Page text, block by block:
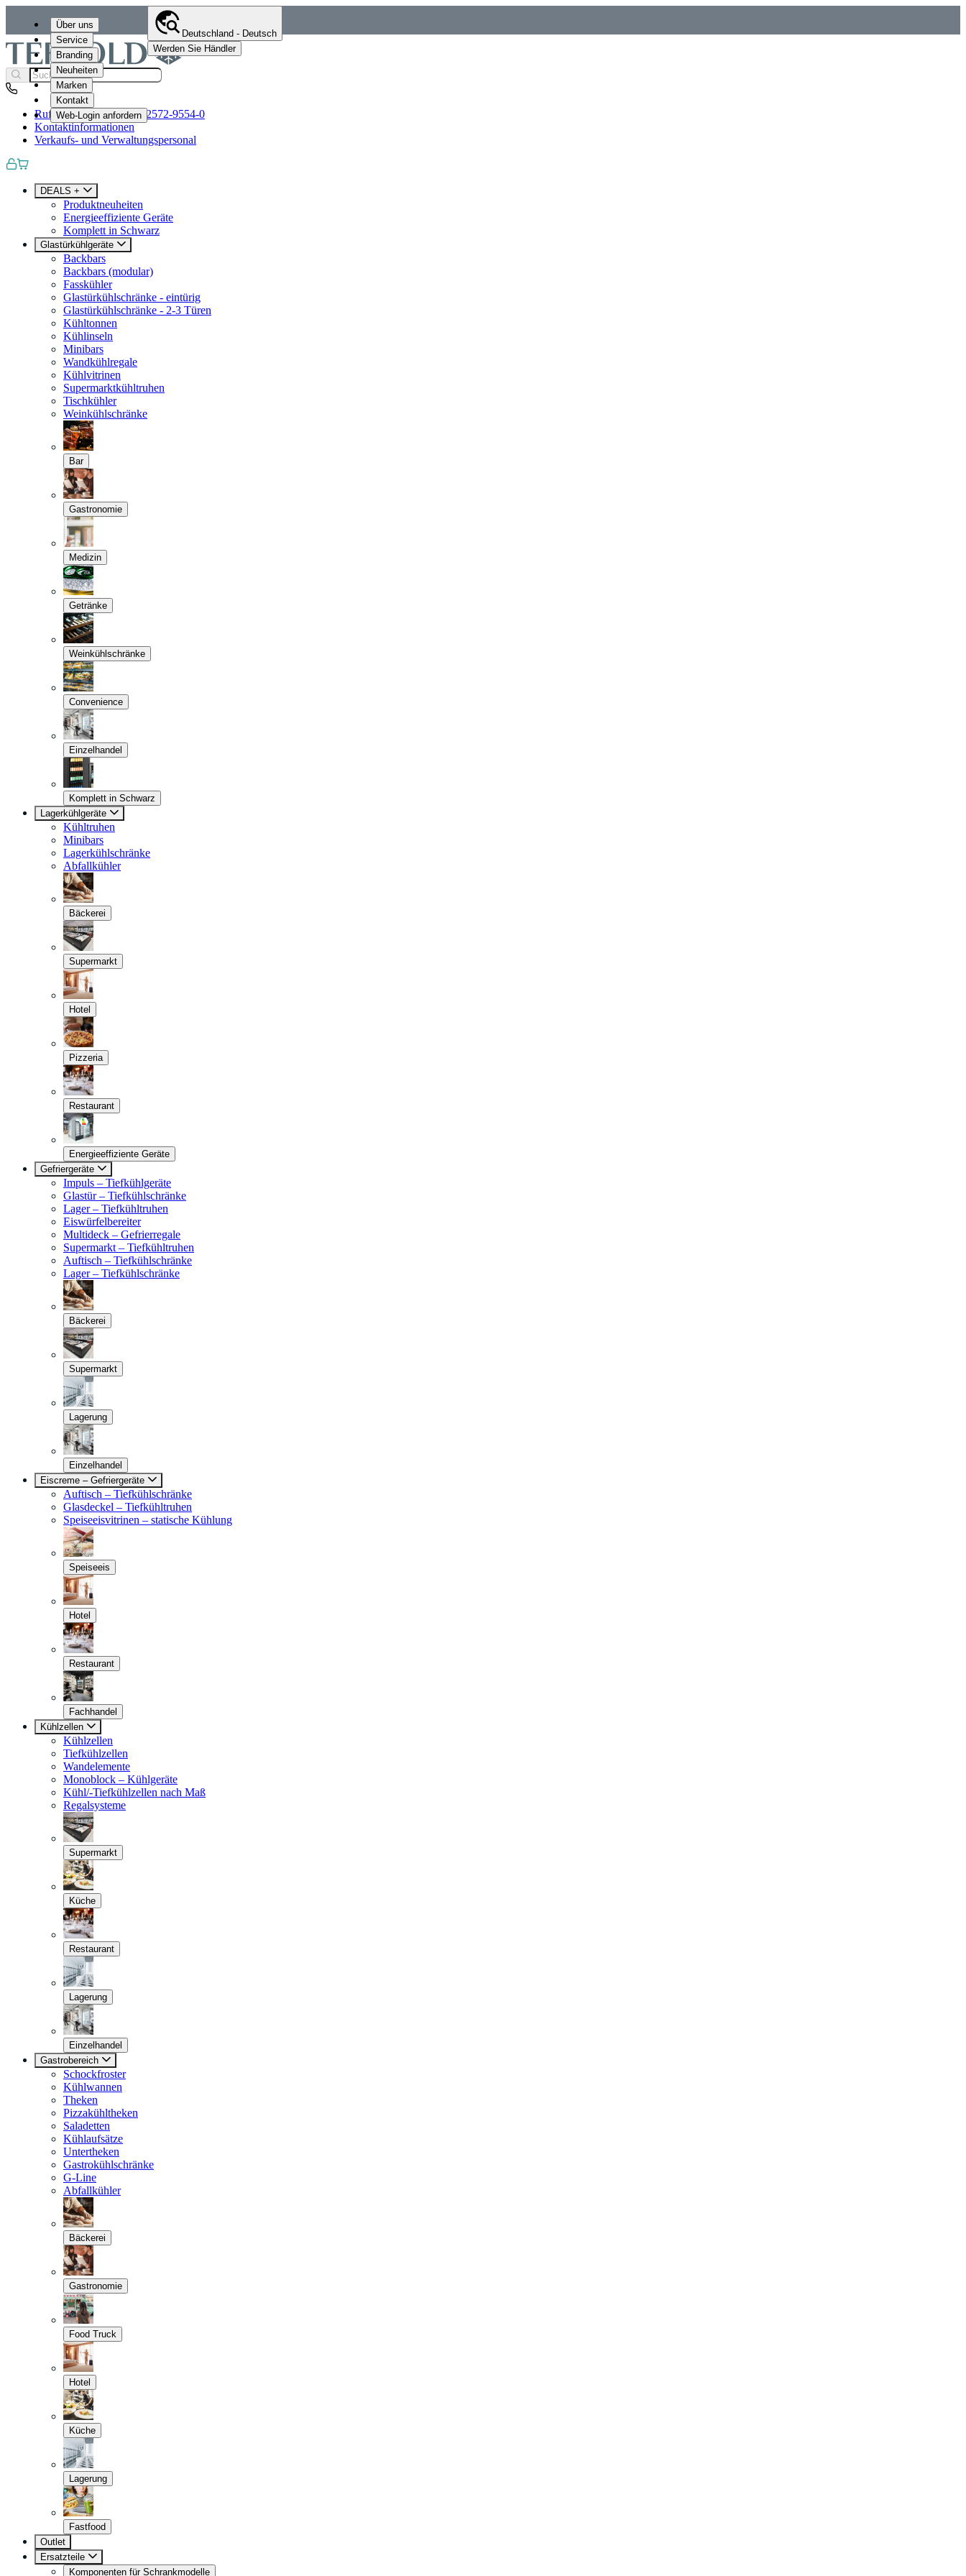
Über uns
Service
Branding
Neuheiten
Marken
Kontakt
Web-Login anfordern
Deutschland - Deutsch
Werden Sie Händler
Rufen Sie uns an+49 (0)2572-9554-0
Kontaktinformationen
Verkaufs- und Verwaltungspersonal
DEALS +
Produktneuheiten
Energieeffiziente Geräte
Komplett in Schwarz
Glastürkühlgeräte
Backbars
Backbars (modular)
Fasskühler
Glastürkühlschränke - eintürig
Glastürkühlschränke - 2-3 Türen
Kühltonnen
Kühlinseln
Minibars
Wandkühlregale
Kühlvitrinen
Supermarktkühltruhen
Tischkühler
Weinkühlschränke
Bar
Gastronomie
Medizin
Getränke
Weinkühlschränke
Convenience
Einzelhandel
Komplett in Schwarz
Lagerkühlgeräte
Kühltruhen
Minibars
Lagerkühlschränke
Abfallkühler
Bäckerei
Supermarkt
Hotel
Pizzeria
Restaurant
Energieeffiziente Geräte
Gefriergeräte
Impuls – Tiefkühlgeräte
Glastür – Tiefkühlschränke
Lager – Tiefkühltruhen
Eiswürfelbereiter
Multideck – Gefrierregale
Supermarkt – Tiefkühltruhen
Auftisch – Tiefkühlschränke
Lager – Tiefkühlschränke
Bäckerei
Supermarkt
Lagerung
Einzelhandel
Eiscreme – Gefriergeräte
Auftisch – Tiefkühlschränke
Glasdeckel – Tiefkühltruhen
Speiseeisvitrinen – statische Kühlung
Speiseeis
Hotel
Restaurant
Fachhandel
Kühlzellen
Kühlzellen
Tiefkühlzellen
Wandelemente
Monoblock – Kühlgeräte
Kühl/-Tiefkühlzellen nach Maß
Regalsysteme
Supermarkt
Küche
Restaurant
Lagerung
Einzelhandel
Gastrobereich
Schockfroster
Kühlwannen
Theken
Pizzakühltheken
Saladetten
Kühlaufsätze
Untertheken
Gastrokühlschränke
G-Line
Abfallkühler
Bäckerei
Gastronomie
Food Truck
Hotel
Küche
Lagerung
Fastfood
Outlet
Ersatzteile
Komponenten für Schrankmodelle